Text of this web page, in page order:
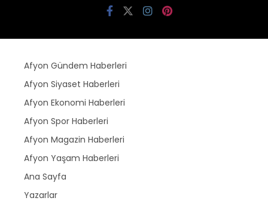
Afyon Gündem Haberleri
Afyon Siyaset Haberleri
Afyon Ekonomi Haberleri
Afyon Spor Haberleri
Afyon Magazin Haberleri
Afyon Yaşam Haberleri
Ana Sayfa
Yazarlar